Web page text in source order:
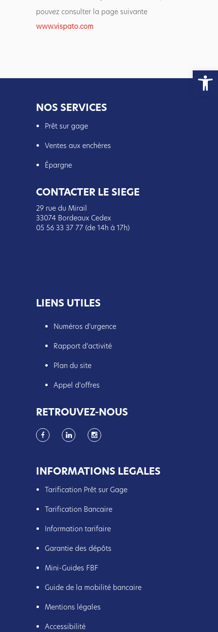
pouvez consulter la page suivante
www.vispato.com
NOS SERVICES
Prêt sur gage
Ventes aux enchères
Épargne
CONTACTER LE SIEGE
29 rue du Mirail
33074 Bordeaux Cedex
05 56 33 37 77 (de 14h à 17h)
LIENS UTILES
Numéros d’urgence
Rapport d’activité
Plan du site
Appel d'offres
RETROUVEZ-NOUS
INFORMATIONS LÉGALES
Tarification Prêt sur Gage
Tarification Bancaire
Information tarifaire
Garantie des dépôts
Mini-Guides FBF
Guide de la mobilité bancaire
Mentions légales
Accessibilité
Ouvrir